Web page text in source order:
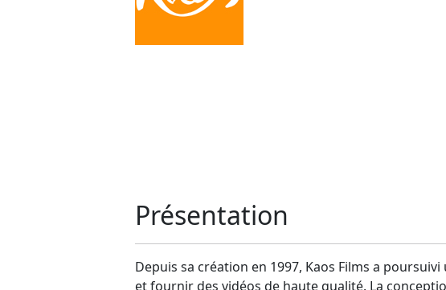
Présentation
Depuis sa création en 1997, Kaos Films a
et fournir des vidéos de haute qualité. La